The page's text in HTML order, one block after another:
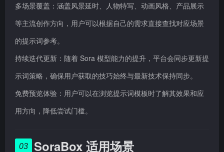
多场景覆盖：涵盖风景延时、人物特写、动画风格、产品展示
等主流创作方向，用户可以根据自己的需求直接查找对应场景
的提示词参考。
持续迭代更新：随着 Sora 模型能力的提升，平台会同步更新提
示词策略，确保用户获取的技巧始终与最新技术保持同步。
免费预览体验：用户可以在浏览提示词模板时了解其效果和应
用方向，降低尝试门槛。
03 SoraBox 适用场景